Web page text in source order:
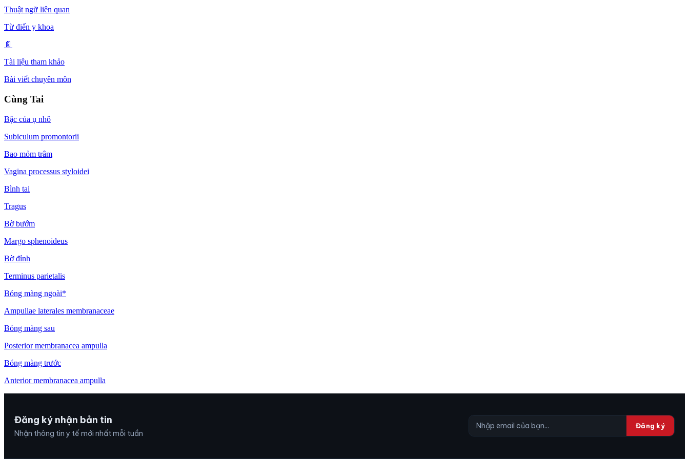
Thuật ngữ liên quan
Từ điển y khoa
📄
Tài liệu tham khảo
Bài viết chuyên môn
Cùng Tai
Bậc của ụ nhô
Subiculum promontorii
Bao mỏm trâm
Vagina processus styloidei
Bình tai
Tragus
Bờ bướm
Margo sphenoideus
Bờ đỉnh
Terminus parietalis
Bóng màng ngoài*
Ampullae laterales membranaceae
Bóng màng sau
Posterior membranacea ampulla
Bóng màng trước
Anterior membranacea ampulla
Đăng ký nhận bản tin
Nhận thông tin y tế mới nhất mỗi tuần
Đăng ký